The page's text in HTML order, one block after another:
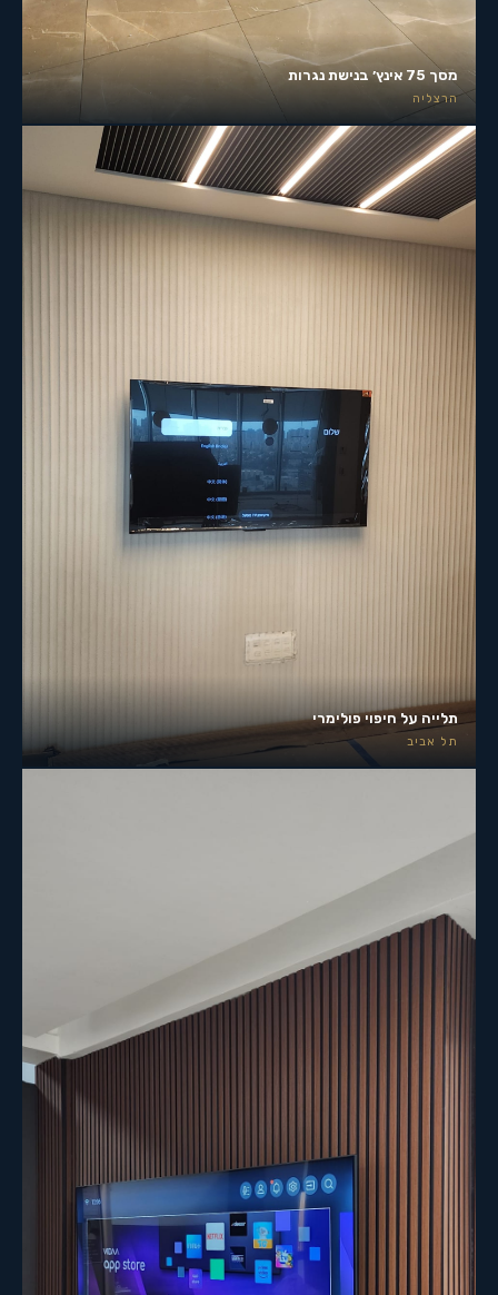
מסך 75 אינץ׳ בנישת נגרות
הרצליה
תלייה על חיפוי פולימרי
תל אביב